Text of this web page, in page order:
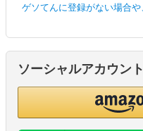
ゲソてんに登録がない場合
ソーシャルアカウン